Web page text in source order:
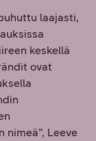
laajasti,
keskellä
ovat
Leeve